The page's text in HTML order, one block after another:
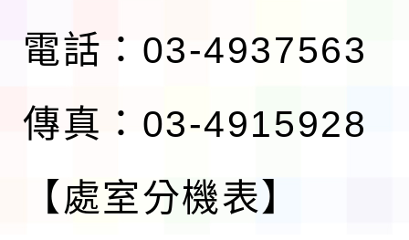
電話：03-4937563
傳真：03-4915928
【處室分機表】